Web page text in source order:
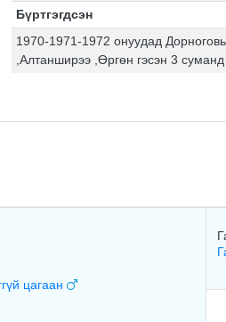
Бүртгэгдсэн
1970-1971-1972 онуудад
,Алтанширээ ,Өргөн гэсэн 3
цагаан